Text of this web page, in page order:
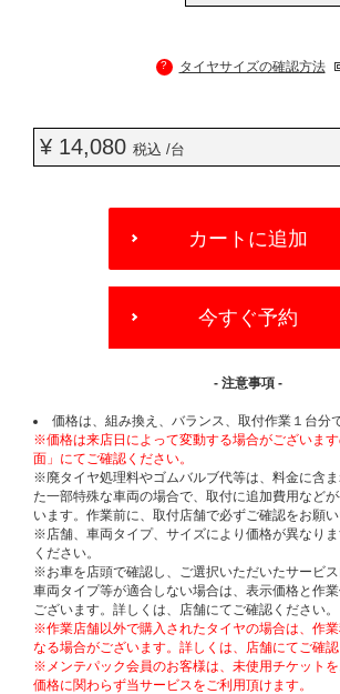
? タイヤサイズの確認方法
¥ 14,080 税込 /台
OPTIONS
カートに追加
今すぐ予約
- 注意事項 -
価格は、組み換え、バランス、取付作業１台分で
※価格は来店日によって変動する場合がございま
面」にてご確認ください。
※廃タイヤ処理料やゴムバルブ代等は、料金に含
た一部特殊な車両の場合で、取付に追加費用など
います。作業前に、取付店舗で必ずご確認をお願い
※店舗、車両タイプ、サイズにより価格が異なり
ください。
※お車を店頭で確認し、ご選択いただいたサービス
車両タイプ等が適合しない場合は、表示価格と作
ございます。詳しくは、店舗にてご確認ください。
※作業店舗以外で購入されたタイヤの場合は、作
なる場合がございます。詳しくは、店舗にてご確認
※メンテパック会員のお客様は、未使用チケット
価格に関わらず当サービスをご利用頂けます。